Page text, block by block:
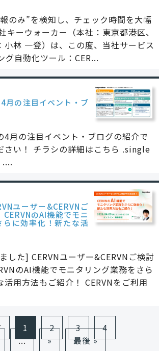
のみ”を検知し、チェック時間を大幅
キーウォーカー（本社：東京都港区、
小林 一登）は、この度、当社サービス
グ自動化ツール：CER...
月の注目イベント・ブ
4月の注目イベント・ブログの紹介で
さい！ チラシの詳細はこちら .single
ユーザー&CERVNご
のAI機能でモニ
に効率化！新たな活
した] CERVNユーザー&CERVNご検討
のAI機能でモニタリング業務をさら
活用方法もご紹介！ CERVNをご利用
1 2 3
4
... » 最後 »